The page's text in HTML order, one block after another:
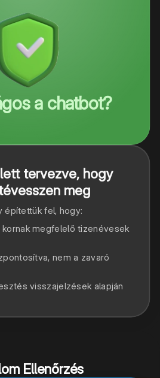
tervezve, hogy
meg
építettük fel, hogy:
megfelelő tizenévesek
nem a zavaró
visszajelzések alapján
a chatbot?
Ellenőrzés